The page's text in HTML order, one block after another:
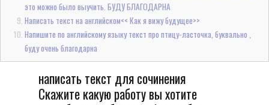
это можно было выучить. БУДУ БЛАГОДАРНА
Написать текст на английском<< Как я вижу будущее>>
Напишите по английскому языку текст про птицу-ласточка, буквально ,
буду очень благодарна
написать текст для сочинения
Скажите какую работу вы хотите